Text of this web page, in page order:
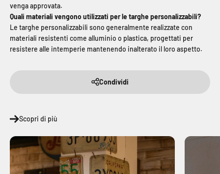
venga approvata.
Quali materiali vengono utilizzati per le targhe personalizzabili?
Le targhe personalizzabili sono generalmente realizzate con
materiali resistenti come alluminio o plastica, progettati per
resistere alle intemperie mantenendo inalterato il loro aspetto.
Condividi
Scopri di più